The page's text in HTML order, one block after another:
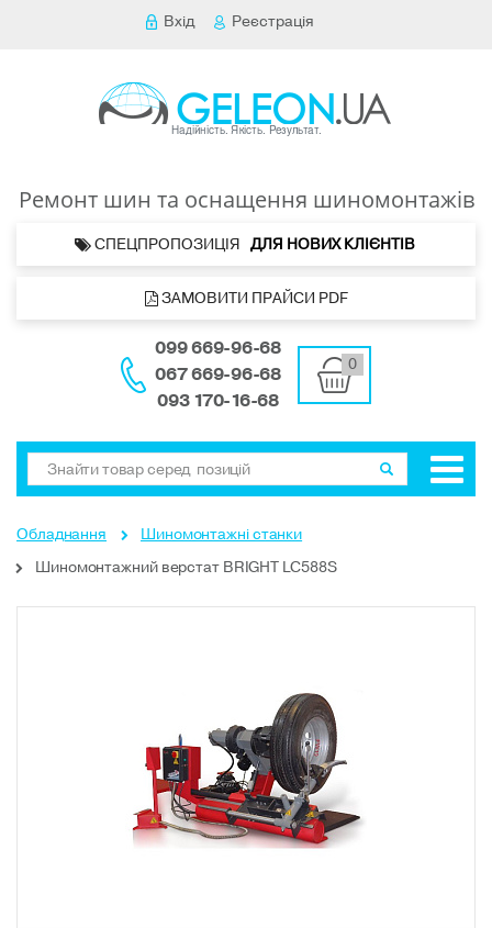
Вхід Реєстрація
Ремонт шин та оснащення шиномонтажів
СПЕЦПРОПОЗИЦІЯ ДЛЯ НОВИХ КЛІЄНТІВ
ЗАМОВИТИ ПРАЙСИ PDF
099 669-96-68
067 669-96-68
093 170-16-68
0
Обладнання
Шиномонтажні станки
Шиномонтажний верстат BRIGHT LC588S